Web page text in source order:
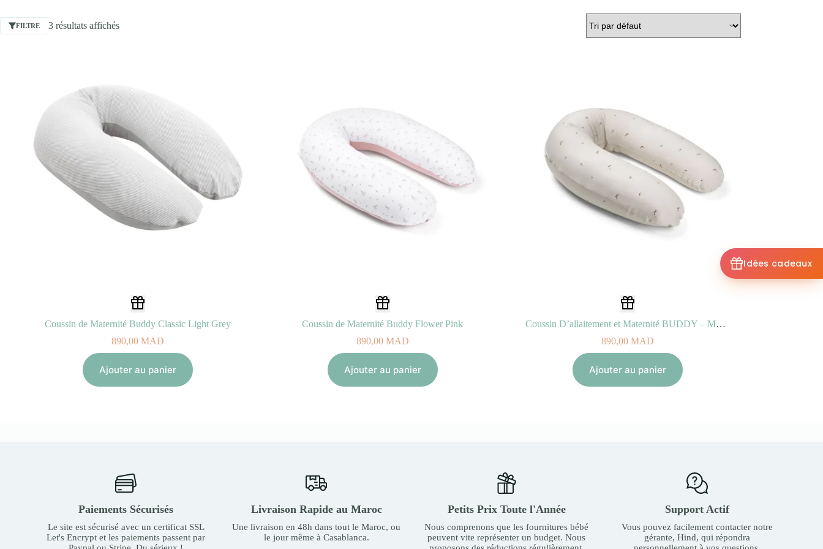
FILTRE 3 résultats affichés
Coussin de Maternité Buddy Classic Light Grey
890,00MAD
Ajouter au panier
Coussin de Maternité Buddy Flower Pink
890,00MAD
Ajouter au panier
Coussin D’allaitement et Maternité BUDDY – Mushrooms Beige
890,00MAD
Ajouter au panier
Paiements Sécurisés
Le site est sécurisé avec un certificat SSL
Let's Encrypt et les paiements passent par
Livraison Rapide au Maroc
Une livraison en 48h dans tout le Maroc, ou
le jour même à Casablanca.
Petits Prix Toute l'Année
Nous comprenons que les fournitures bébé
peuvent vite représenter un budget. Nous
Support Actif
Vous pouvez facilement contacter notre
gérante, Hind, qui répondra
Idées cadeaux